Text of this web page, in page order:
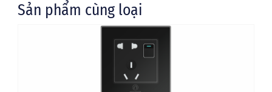
Sản phẩm cùng loại